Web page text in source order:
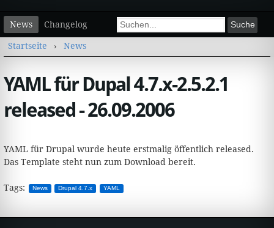
Suchformular
Suche
Sekundärmenü
News Changelog
Sie sind hier
Startseite › News
YAML für Dupal 4.7.x-2.5.2.1
released - 26.09.2006
YAML für Drupal wurde heute erstmalig öffentlich released.
Das Template steht nun zum Download bereit.
Tags: News Drupal 4.7.x YAML